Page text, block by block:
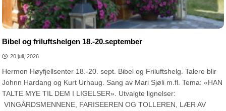
Bibel og friluftshelgen 18.-20.september
20 juli, 2026
Hermon Høyfjellsenter 18.-20. sept. Bibel og Friluftshelg. Talere blir
Johnn Hardang og Kurt Urhaug. Sang av Mari Sjøli m.fl. Tema: «HAN
TALTE MYE TIL DEM I LIGELSER». Utvalgte lignelser:
VINGÅRDSMENNENE, FARISEEREN OG TOLLEREN, LÆR AV